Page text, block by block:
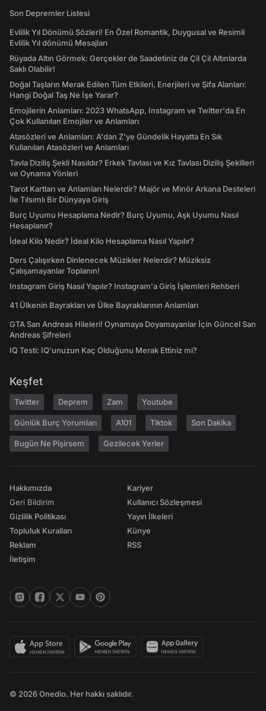
Son Depremler Listesi
Evlilik Yıl Dönümü Sözleri! En Özel Romantik, Duygusal ve Resimli
Evlilik Yıl dönümü Mesajları
Rüyada Altın Görmek: Gerçekler de Saadetiniz de Çil Çil Altınlarda
Saklı Olabilir!
Doğal Taşların Merak Edilen Tüm Etkileri, Enerjileri ve Şifa Alanları:
Hangi Doğal Taş Ne İşe Yarar?
Emojilerin Anlamları: 2023 WhatsApp, Instagram ve Twitter'da En
Çok Kullanılan Emojiler ve Anlamları
Atasözleri ve Anlamları: A'dan Z'ye Gündelik Hayatta En Sık
Kullanılan Atasözleri ve Anlamları
Tavla Diziliş Şekli Nasıldır? Erkek Tavlası ve Kız Tavlası Diziliş Şekilleri
ve Oynama Yönleri
Tarot Kartları ve Anlamları Nelerdir? Majör ve Minör Arkana Desteleri
İle Tılsımlı Bir Dünyaya Giriş
Burç Uyumu Hesaplama Nedir? Burç Uyumu, Aşk Uyumu Nasıl
Hesaplanır?
İdeal Kilo Nedir? İdeal Kilo Hesaplama Nasıl Yapılır?
Ders Çalışırken Dinlenecek Müzikler Nelerdir? Müziksiz
Çalışamayanlar Toplanın!
Instagram Giriş Nasıl Yapılır? Instagram'a Giriş İşlemleri Rehberi
41 Ülkenin Bayrakları ve Ülke Bayraklarının Anlamları
GTA San Andreas Hileleri! Oynamaya Doyamayanlar İçin Güncel San
Andreas Şifreleri
IQ Testi: IQ'unuzun Kaç Olduğunu Merak Ettiniz mi?
Keşfet
Twitter Deprem Zam Youtube
Günlük Burç Yorumları A101 Tiktok Son Dakika
Bugün Ne Pişirsem Gezilecek Yerler
Hakkımızda
Geri Bildirim
Gizlilik Politikası
Topluluk Kuralları
Reklam
İletişim
Kariyer
Kullanıcı Sözleşmesi
Yayın İlkeleri
Künye
RSS
© 2026 Onedio. Her hakkı saklıdır.